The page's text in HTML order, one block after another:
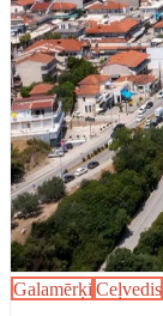
Galamērķi Ceļvedis